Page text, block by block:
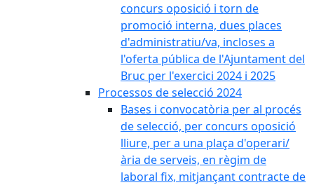
concurs oposició i torn de
promoció interna, dues places
d'administratiu/va, incloses a
l'oferta pública de l'Ajuntament del
Bruc per l'exercici 2024 i 2025
Processos de selecció 2024
Bases i convocatòria per al procés
de selecció, per concurs oposició
lliure, per a una plaça d'operari/
ària de serveis, en règim de
laboral fix, mitjançant contracte de